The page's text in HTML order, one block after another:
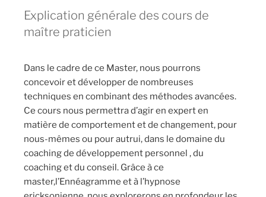
Explication générale des cours de
maître praticien
Dans le cadre de ce Master, nous pourrons
concevoir et développer de nombreuses
techniques en combinant des méthodes avancées.
Ce cours nous permettra d’agir en expert en
matière de comportement et de changement, pour
nous-mêmes ou pour autrui, dans le domaine du
coaching de développement personnel , du
coaching et du conseil. Grâce à ce
master,l’Ennéagramme et à l’hypnose